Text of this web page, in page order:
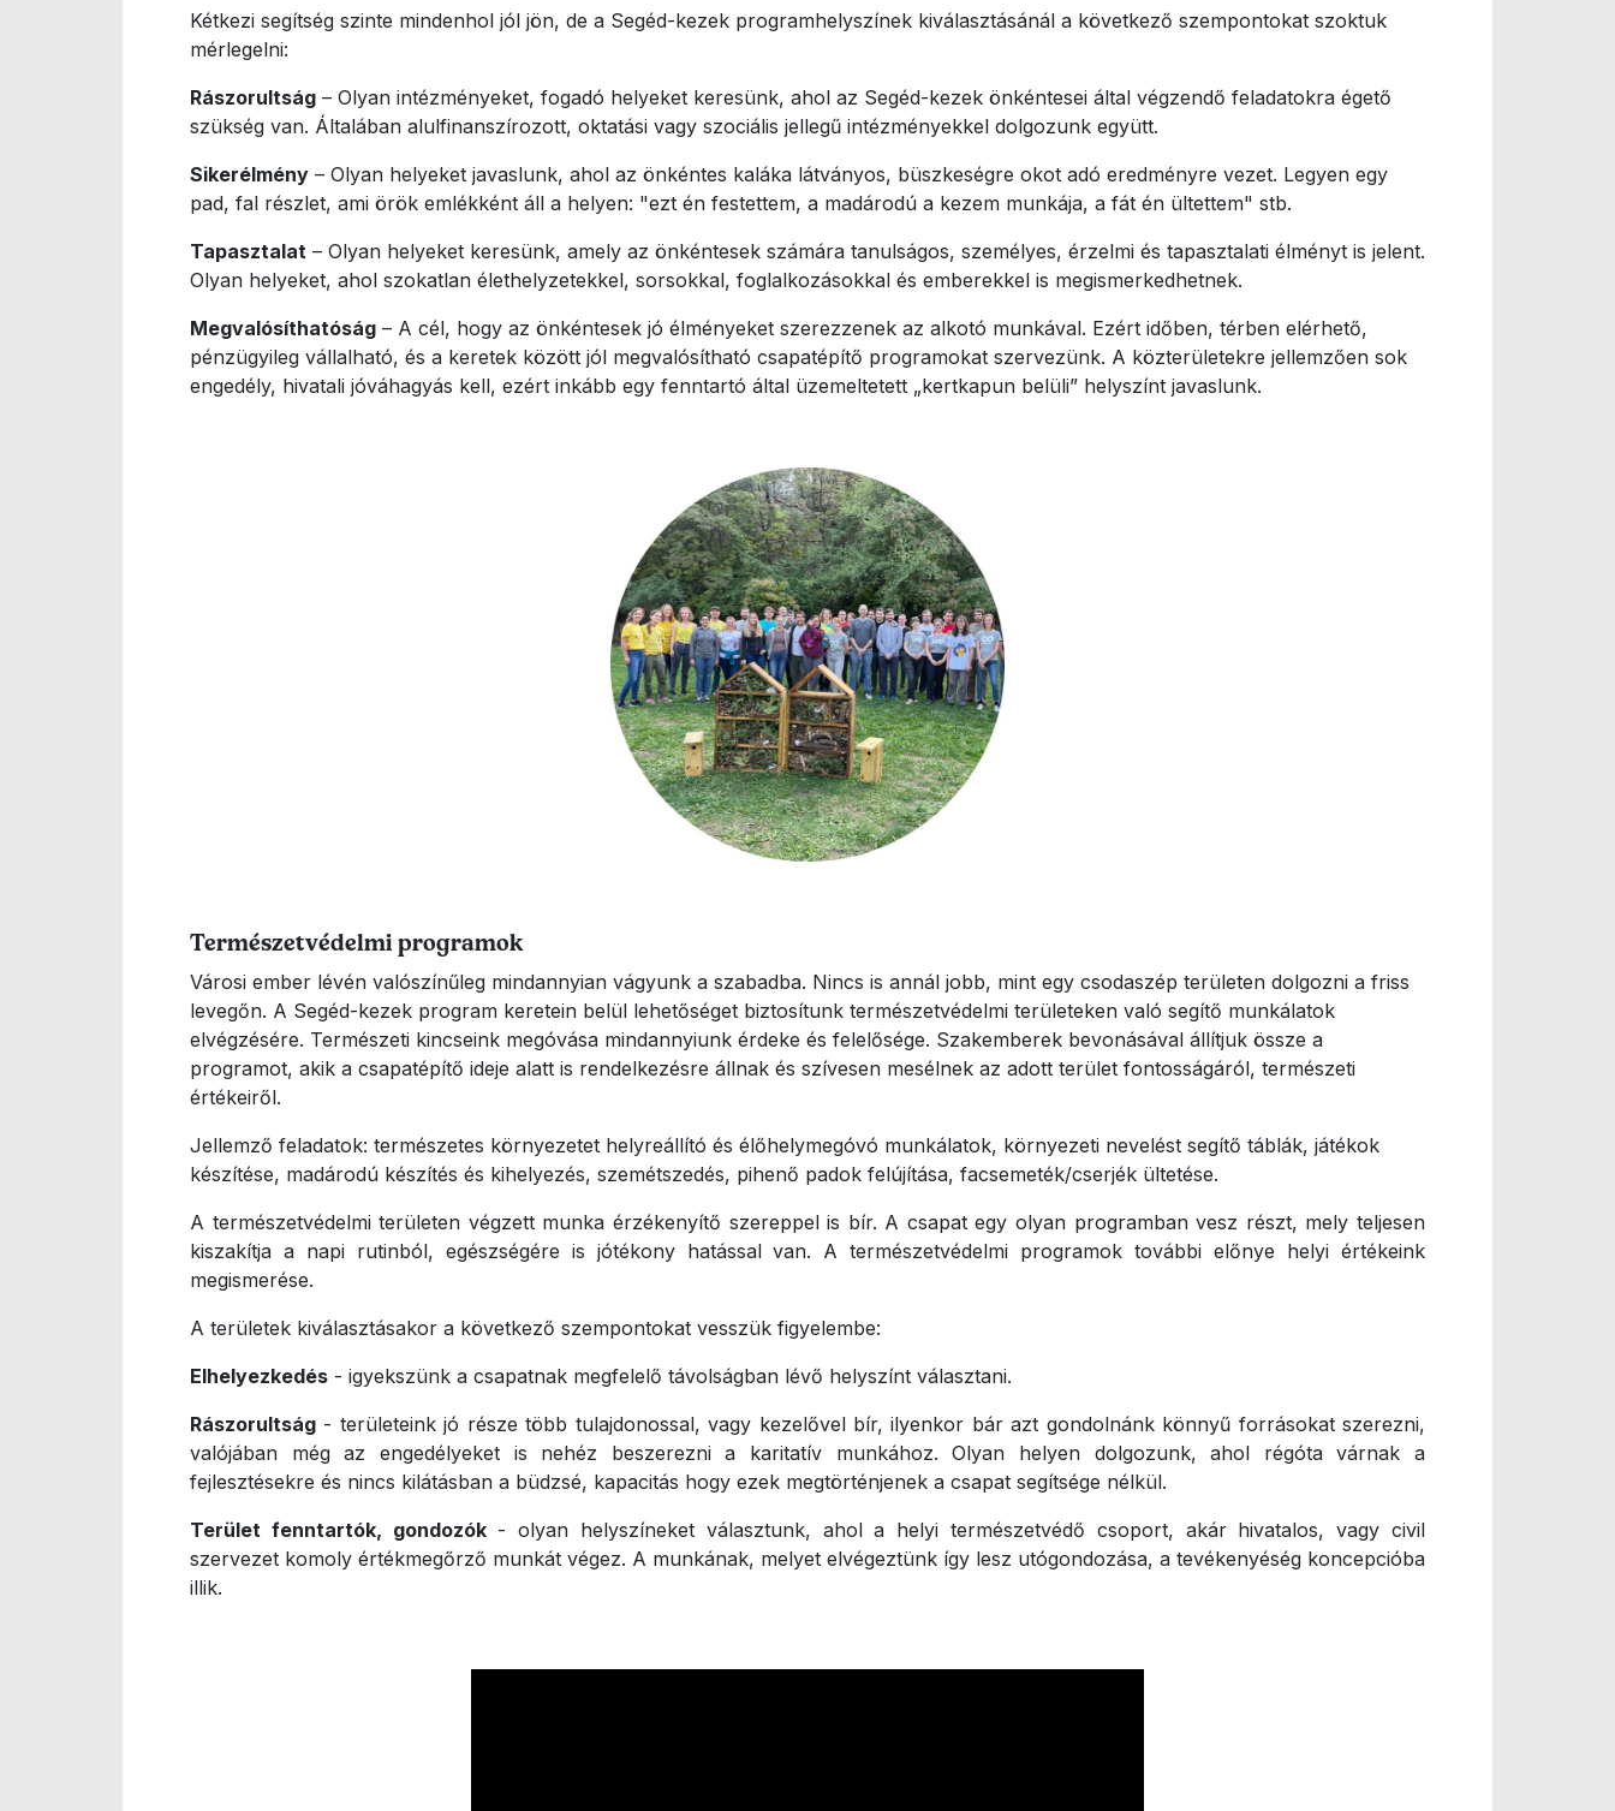
Kétkezi segítség szinte mindenhol jól jön, de a Segéd-kezek programhelyszínek kiválasztásánál a következő szempontokat szoktuk
mérlegelni:
Rászorultság – Olyan intézményeket, fogadó helyeket keresünk, ahol az Segéd-kezek önkéntesei által végzendő feladatokra égető
szükség van. Általában alulfinanszírozott, oktatási vagy szociális jellegű intézményekkel dolgozunk együtt.
Sikerélmény – Olyan helyeket javaslunk, ahol az önkéntes kaláka látványos, büszkeségre okot adó eredményre vezet. Legyen egy
pad, fal részlet, ami örök emlékként áll a helyen: "ezt én festettem, a madárodú a kezem munkája, a fát én ültettem" stb.
Tapasztalat – Olyan helyeket keresünk, amely az önkéntesek számára tanulságos, személyes, érzelmi és tapasztalati élményt is jelent.
Olyan helyeket, ahol szokatlan élethelyzetekkel, sorsokkal, foglalkozásokkal és emberekkel is megismerkedhetnek.
Megvalósíthatóság – A cél, hogy az önkéntesek jó élményeket szerezzenek az alkotó munkával. Ezért időben, térben elérhető,
pénzügyileg vállalható, és a keretek között jól megvalósítható csapatépítő programokat szervezünk. A közterületekre jellemzően sok
engedély, hivatali jóváhagyás kell, ezért inkább egy fenntartó által üzemeltetett „kertkapun belüli” helyszínt javaslunk.
Természetvédelmi programok
Városi ember lévén valószínűleg mindannyian vágyunk a szabadba. Nincs is annál jobb, mint egy csodaszép területen dolgozni a friss
levegőn. A Segéd-kezek program keretein belül lehetőséget biztosítunk természetvédelmi területeken való segítő munkálatok
elvégzésére. Természeti kincseink megóvása mindannyiunk érdeke és felelősége. Szakemberek bevonásával állítjuk össze a
programot, akik a csapatépítő ideje alatt is rendelkezésre állnak és szívesen mesélnek az adott terület fontosságáról, természeti
értékeiről.
Jellemző feladatok: természetes környezetet helyreállító és élőhelymegóvó munkálatok, környezeti nevelést segítő táblák, játékok
készítése, madárodú készítés és kihelyezés, szemétszedés, pihenő padok felújítása, facsemeték/cserjék ültetése.
A természetvédelmi területen végzett munka érzékenyítő szereppel is bír. A csapat egy olyan programban vesz részt, mely teljesen
kiszakítja a napi rutinból, egészségére is jótékony hatással van. A természetvédelmi programok további előnye helyi értékeink
megismerése.
A területek kiválasztásakor a következő szempontokat vesszük figyelembe:
Elhelyezkedés - igyekszünk a csapatnak megfelelő távolságban lévő helyszínt választani.
Rászorultság - területeink jó része több tulajdonossal, vagy kezelővel bír, ilyenkor bár azt gondolnánk könnyű forrásokat szerezni,
valójában még az engedélyeket is nehéz beszerezni a karitatív munkához. Olyan helyen dolgozunk, ahol régóta várnak a
fejlesztésekre és nincs kilátásban a büdzsé, kapacitás hogy ezek megtörténjenek a csapat segítsége nélkül.
Terület fenntartók, gondozók- olyan helyszíneket választunk, ahol a helyi természetvédő csoport, akár hivatalos, vagy civil
szervezet komoly értékmegőrző munkát végez. A munkának, melyet elvégeztünk így lesz utógondozása, a tevékenyéség koncepcióba
illik.